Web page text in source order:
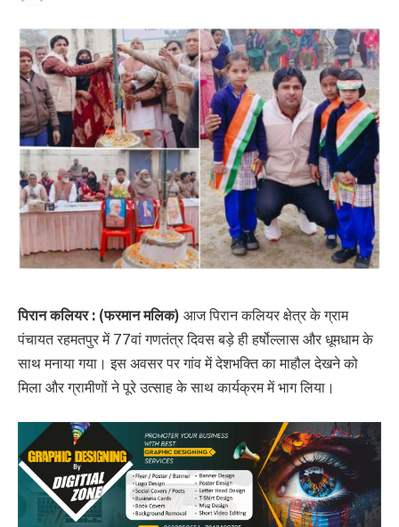
पिरान कलियर : (फरमान मलिक) आज पिरान कलियर क्षेत्र के ग्राम
पंचायत रहमतपुर में 77वां गणतंत्र दिवस बड़े ही हर्षोल्लास और धूमधाम के
साथ मनाया गया। इस अवसर पर गांव में देशभक्ति का माहौल देखने को
मिला और ग्रामीणों ने पूरे उत्साह के साथ कार्यक्रम में भाग लिया।